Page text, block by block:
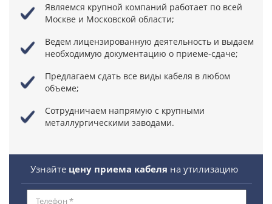
Являемся крупной компаний работает по всей
Москве и Московской области;
Ведем лицензированную деятельность и выдаем
необходимую документацию о приеме-сдаче;
Предлагаем сдать все виды кабеля в любом
объеме;
Сотрудничаем напрямую с крупными
металлургическими заводами.
Узнайте цену приема кабеля на утилизацию